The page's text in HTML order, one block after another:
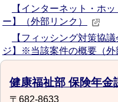
【インターネット・ホ
ー】（外部リンク）
【フィッシング対策協
ジ】※当該案件の概要（外
健康福祉部 保険年金
〒682-8633